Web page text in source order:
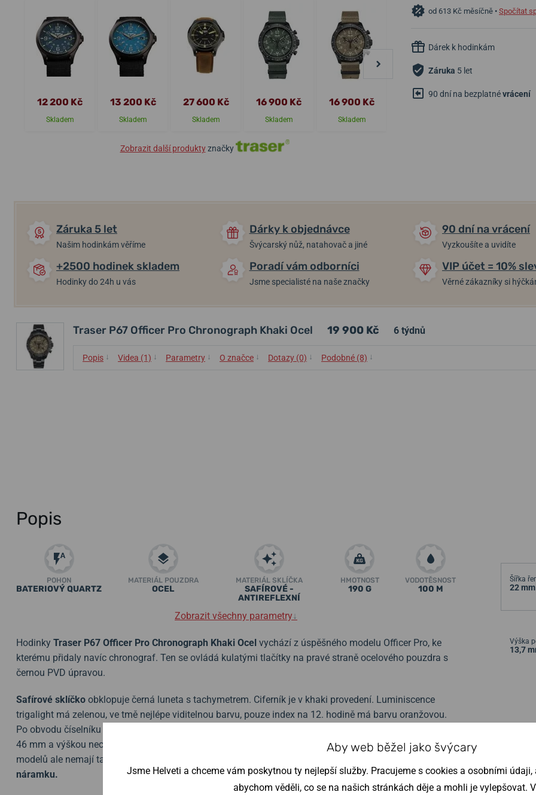
od 613 Kč měsíčně • Spočítat
Dárek k hodinkám
Záruka 5 let
90 dní na bezplatnévrácení
12 200 Kč
Skladem
13 200 Kč
Skladem
27 600 Kč
Skladem
16 900 Kč
Skladem
16 900 Kč
Skladem
13 200 Kč 12 200 Kč
Zobrazit další produktyznačky
Záruka 5 let
Našim hodinkám věříme
Dárky k objednávce
Švýcarský nůž, natahovač a jiné
90 dní na vrácení
Vyzkoušíte a uvidíte
+2500 hodinek skladem
Hodinky do 24h u vás
Poradí vám odborníci
Jsme specialisté na naše značky
VIP účet = 10%
Věrné zákazníky si
Traser P67 Officer Pro Chronograph Khaki Ocel 19 900 Kč 6 týdnů
Popis ↓ Videa (1) ↓ Parametry ↓ O značce ↓ Dotazy (0) ↓ Podobné (8) ↓
Popis
POHON
BATERIOVÝ QUARTZ
MATERIÁL POUZDRA
OCEL
MATERIÁL SKLÍČKA
SAFÍROVÉ -
ANTIREFLEXNÍ
HMOTNOST
190 G
VODOTĚSNOST
100 M
Zobrazit všechny parametry↓
Hodinky Traser P67 Officer Pro Chronograph Khaki Ocel vychází z úspěšného modelu Officer Pro, ke
kterému přidaly navíc chronograf. Ten se ovládá kulatými tlačítky na pravé straně ocelového pouzdra s
černou PVD úpravou.
Safírové sklíčko obklopuje černá luneta s tachymetrem. Ciferník je v khaki provedení. Luminiscence
trigalight má zelenou, ve tmě nejlépe viditelnou barvu, pouze index na 12. hodině má barvu oranžovou.
Po obvodu číselníku je navíc kroužek s osvětlením
46 mm a výškou necelých 14 mm řadí mezi ty větší z produkce firmy Traser. Na rozdíl od ostatních
modelů ale nemají tak širokou lunetu, což je činí opticky menší. Hodinky jsou dodávány na černém
náramku.
Šířka
22 mm
Výška
13,7
Aby web běžel jako švýcary
Jsme Helveti a chceme vám poskytnou ty nejlepší služby. Pracujeme s cookies a osobními
abychom věděli, co se na našich stránkách děje a mohli je vylepšovat.